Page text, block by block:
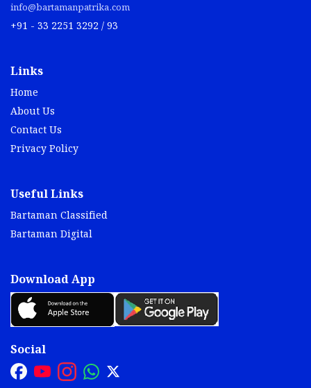
info@bartamanpatrika.com
+91 - 33 2251 3292 / 93
Links
Home
About Us
Contact Us
Privacy Policy
Useful Links
Bartaman Classified
Bartaman Digital
Download App
Social